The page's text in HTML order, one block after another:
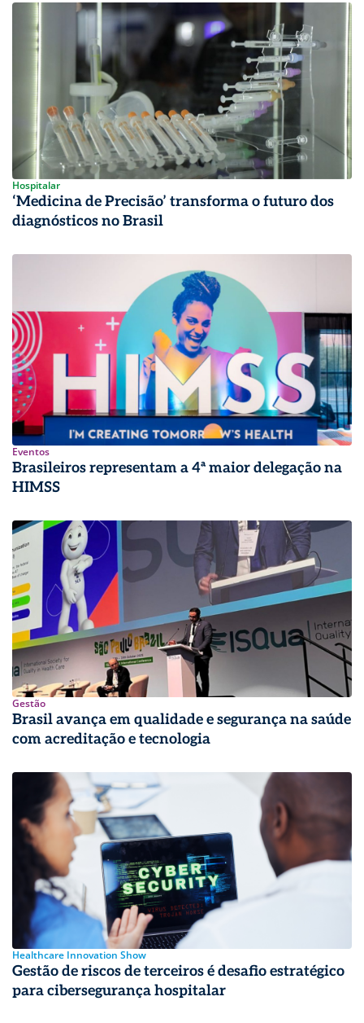
Hospitalar
‘Medicina de Precisão’ transforma o futuro dos
diagnósticos no Brasil
Eventos
Brasileiros representam a 4ª maior delegação na
HIMSS
Gestão
Brasil avança em qualidade e segurança na saúde
com acreditação e tecnologia
Healthcare Innovation Show
Gestão de riscos de terceiros é desafio estratégico
para cibersegurança hospitalar